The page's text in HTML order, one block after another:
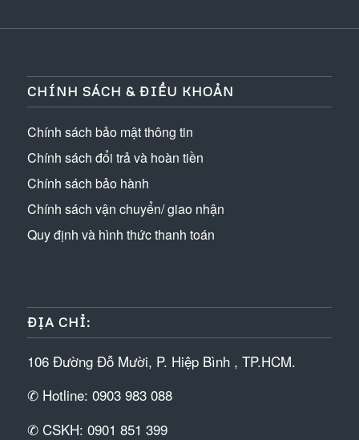
CHÍNH SÁCH & ĐIỀU KHOẢN
Chính sách bảo mật thông tin
Chính sách đổi trả và hoàn tiền
Chính sách bảo hành
Chính sách vận chuyển/ giao nhận
Quy định và hình thức thanh toán
ĐỊA CHỈ:
106 Đường Đỗ Mười, P. Hiệp Bình , TP.HCM.
✆ Hotline: 0903 983 088
✆ CSKH: 0901 851 399